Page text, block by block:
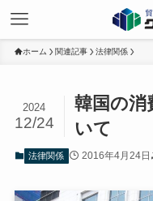
ホーム 関連記事 法律関係
韓国の消
いて
2024
12/24
法律関係 2016年4月24日